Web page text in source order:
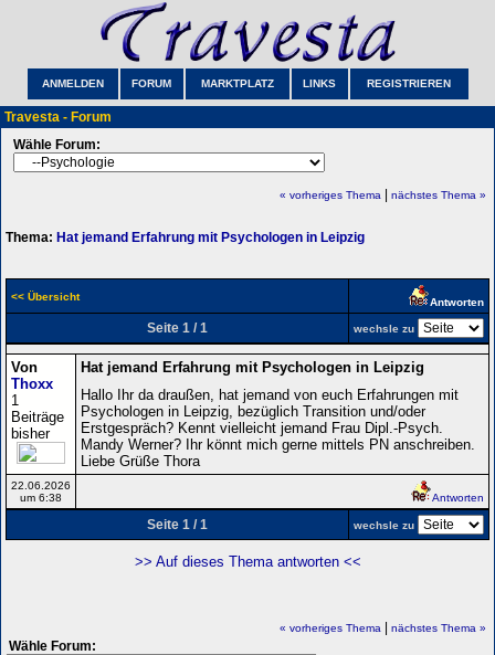
ANMELDEN FORUM MARKTPLATZ LINKS REGISTRIEREN
Travesta - Forum
Wähle Forum:
« vorheriges Thema nächstes Thema »
Thema: Hat jemand Erfahrung mit Psychologen in Leipzig
<< Übersicht Antworten
Seite 1 / 1 wechsle zu
Von
Thoxx
1
Beiträge
bisher
Hat jemand Erfahrung mit Psychologen in Leipzig
Hallo Ihr da draußen, hat jemand von euch Erfahrungen mit
Psychologen in Leipzig, bezüglich Transition und/oder
Erstgespräch? Kennt vielleicht jemand Frau Dipl.-Psych.
Mandy Werner? Ihr könnt mich gerne mittels PN anschreiben.
Liebe Grüße Thora
22.06.2026
um 6:38
Antworten
Seite 1 / 1 wechsle zu
>> Auf dieses Thema antworten <<
« vorheriges Thema nächstes Thema »
Wähle Forum: